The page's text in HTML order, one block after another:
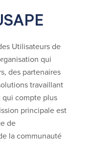
Utilisateurs de
qui
des partenaires
travaillant
qui compte plus
principale est
de
la communauté